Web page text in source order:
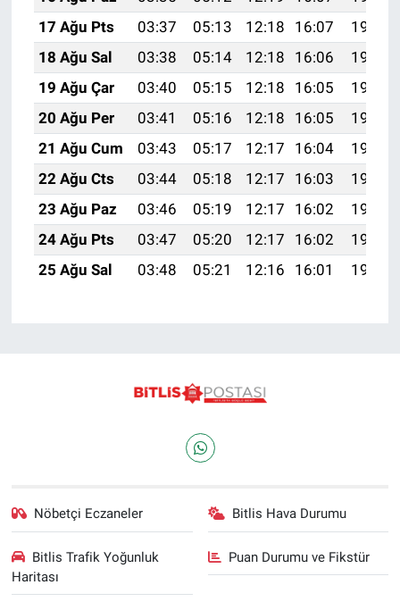
17 Ağu Pts
03:37 05:13 12:18 16:07
19:13
18 Ağu Sal
03:38 05:14 12:18 16:06
19:12
19 Ağu Çar
03:40 05:15 12:18 16:05
19:10
20 Ağu Per
03:41 05:16 12:18 16:05
19:09
21 Ağu Cum
03:43 05:17 12:17 16:04
19:08
22 Ağu Cts
03:44 05:18 12:17 16:03
19:06
23 Ağu Paz
03:46 05:19 12:17 16:02
19:05
24 Ağu Pts
03:47 05:20 12:17 16:02
19:03
25 Ağu Sal
03:48 05:21 12:16 16:01 19:01
Nöbetçi Eczaneler Bitlis Hava Durumu
Bitlis Trafik Yoğunluk
Haritası
Puan Durumu ve Fikstür